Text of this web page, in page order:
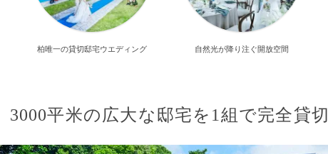
柏唯一の貸切邸宅ウエディング 自然光が降り注ぐ開放空間
3000平米の広大な邸宅を1組で完全貸切